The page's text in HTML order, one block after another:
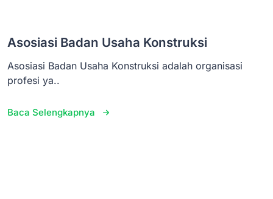
Asosiasi Badan Usaha Konstruksi
Asosiasi Badan Usaha Konstruksi adalah organisasi
profesi ya..
Baca Selengkapnya